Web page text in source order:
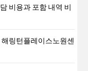
비용과 포함 내역 비
링턴플레이스노원센